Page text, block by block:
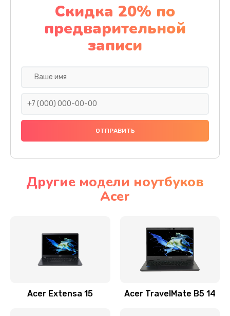
Чистка от пыли
1060 руб.
Заказать
Ремонт подсветки
Настройка BIOS
Замена видеочипа
Заказать
Скидка 20% по
предварительной
записи
Другие модели ноутбуков
Acer
Acer Extensa 15 Acer TravelMate B5 14